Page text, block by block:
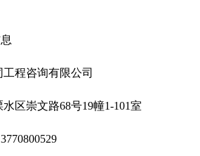
程咨询有限公司
水区崇文路68号19幢1-101室